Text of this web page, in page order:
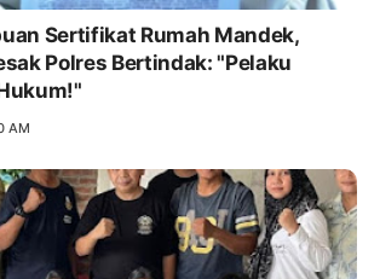
Sertifikat Rumah Mandek,
Polres Bertindak: "Pelaku
AM